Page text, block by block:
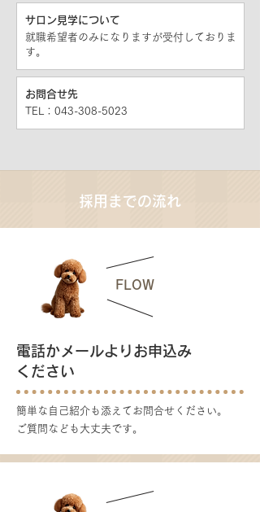
サロン見学について
就職希望者のみになりますが受付しておりま
す。
お問合せ先
TEL：043-308-5023
採用までの流れ
FLOW
電話かメールよりお申込み
ください
簡単な自己紹介も添えてお問合せください。
ご質問なども大丈夫です。